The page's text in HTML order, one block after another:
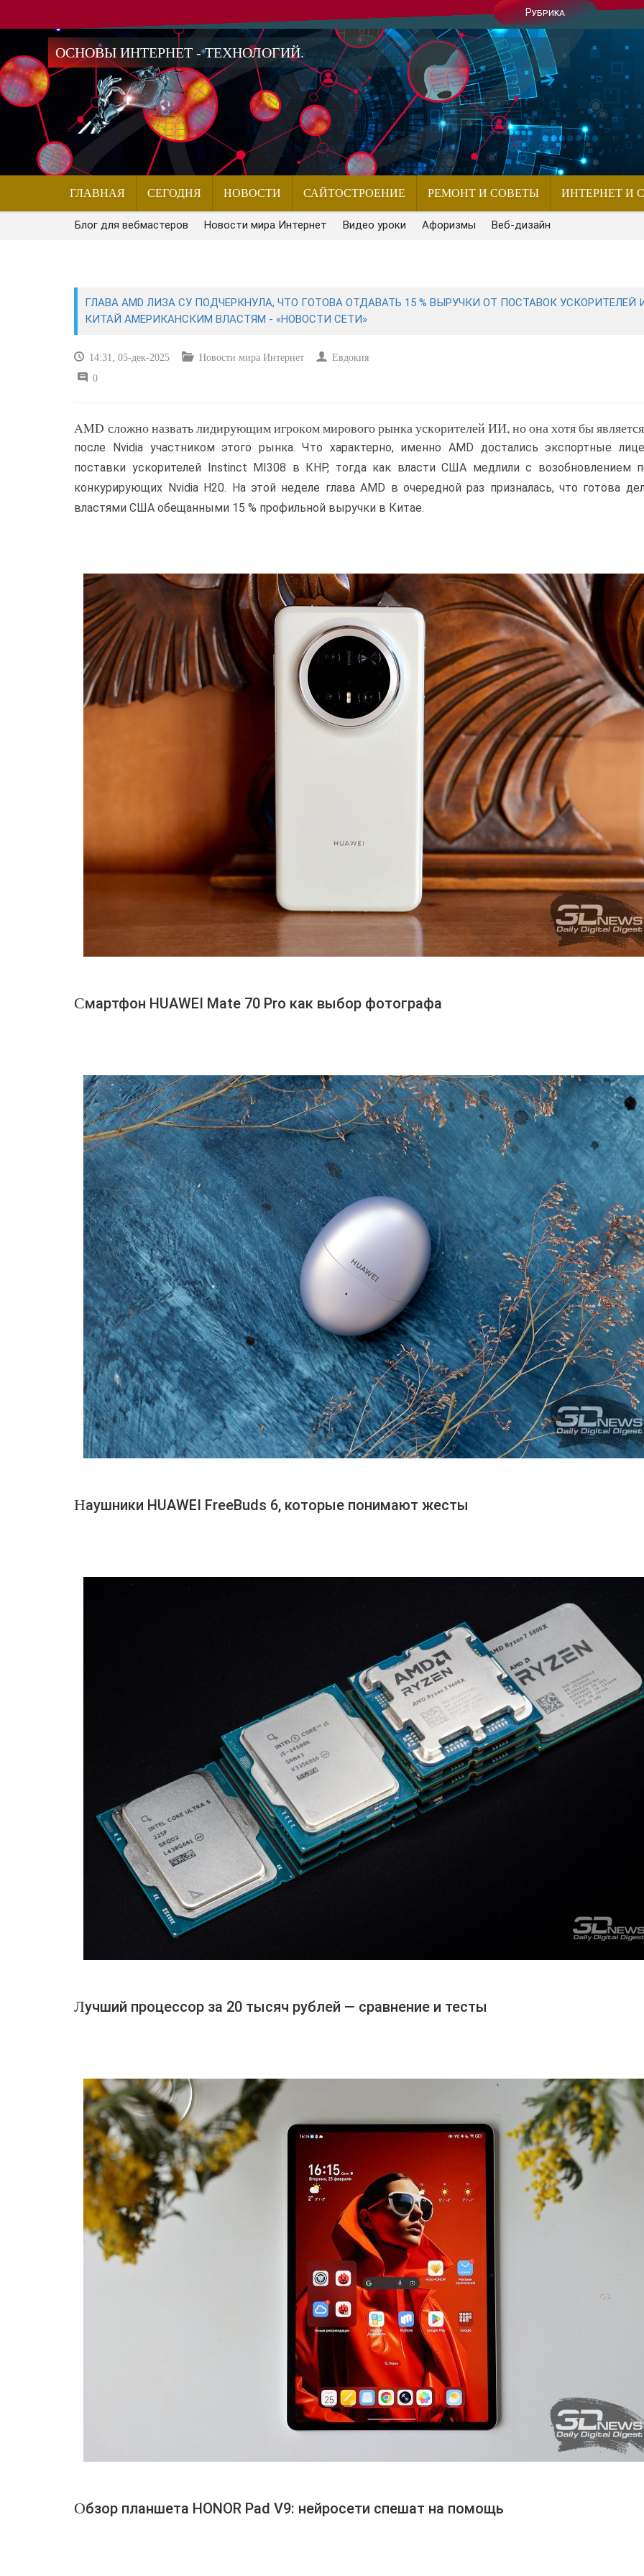
Рубрика
ОСНОВЫ ИНТЕРНЕТ - ТЕХНОЛОГИЙ.
ГЛАВНАЯ СЕГОДНЯ НОВОСТИ САЙТОСТРОЕНИЕ РЕМОНТ И СОВЕТЫ ИНТЕРНЕТ И
Блог для вебмастеров Новости мира Интернет Видео уроки Афоризмы Веб-дизайн
ГЛАВА AMD ЛИЗА СУ ПОДЧЕРКНУЛА, ЧТО ГОТОВА ОТДАВАТЬ 15 % ВЫРУЧКИ ОТ ПОСТАВОК УСКОРИТЕЛЕЙ
КИТАЙ АМЕРИКАНСКИМ ВЛАСТЯМ - «НОВОСТИ СЕТИ»
14:31, 05-дек-2025 Новости мира Интернет
Евдокия
0
AMD сложно назвать лидирующим игроком мирового рынка ускорителей ИИ, но она хотя бы
после Nvidia участником этого рынка. Что характерно, именно AMD достались экспортные
поставки ускорителей Instinct MI308 в КНР, тогда как власти США медлили с возобновлением
конкурирующих Nvidia H20. На этой неделе глава AMD в очередной раз призналась, что готова
властями США обещанными 15 % профильной выручки в Китае.
Смартфон HUAWEI Mate 70 Pro как выбор фотографа
Наушники HUAWEI FreeBuds 6, которые понимают жесты
Лучший процессор за 20 тысяч рублей — сравнение и тесты
Обзор планшета HONOR Pad V9: нейросети спешат на помощь